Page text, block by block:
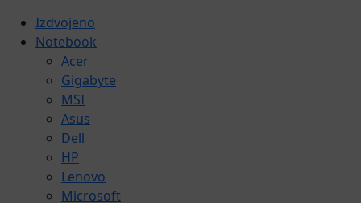
Izdvojeno
Notebook
Acer
Gigabyte
MSI
Asus
Dell
HP
Lenovo
Microsoft